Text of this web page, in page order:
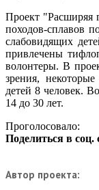
Проект "Расширяя
походов-сплавов
слабовидящих
привлечены
волонтеры. В
зрения,
детей 8 человек.
14 до 30 лет.
Проголосовало:
Поделиться в соц.
Автор проекта: